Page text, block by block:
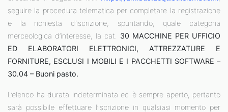
seguire la procedura telematica per completare la registrazione
e la richiesta d’iscrizione, spuntando, quale categoria
merceologica d’interesse, la cat. 30 MACCHINE PER UFFICIO
ED ELABORATORI ELETTRONICI, ATTREZZATURE E
FORNITURE, ESCLUSI I MOBILI E I PACCHETTI SOFTWARE –
30.04 – Buoni pasto.
L’elenco ha durata indeterminata ed è sempre aperto, pertanto
sarà possibile effettuare l’iscrizione in qualsiasi momento per